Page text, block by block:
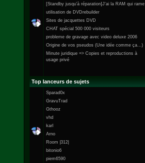
[Standby jusqu'à réparation]J'ai la RAM qui rame
utilisation de DVDrebuilder
Sites de jacquettes DVD
CHAT spécial 500 000 visiteurs
probleme de gravage avec video deluxe 2006
Origine de vos pseudos (Une idée comme ça...)
Minute juridique => Copies et reproductions à
usage privé
Top lanceurs de sujets
Sparad0x
GravuTrad
Gthooz
vhd
karl
Arno
Room |312|
bitonio6
piem6590